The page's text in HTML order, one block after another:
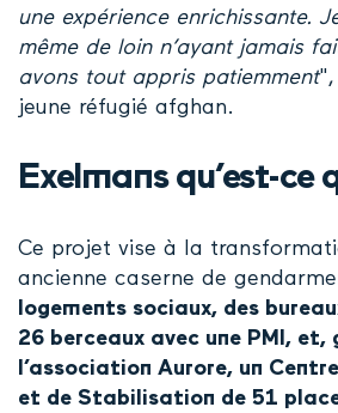
une expérience enrichissante.
même de loin n’ayant jamais
avons tout appris patiemment",
jeune réfugié afghan.
Exelmans qu’est-ce
Ce projet vise à la
ancienne caserne de
logements sociaux, des
26 berceaux avec une PMI, et,
l’association Aurore, un
et de Stabilisation de 51